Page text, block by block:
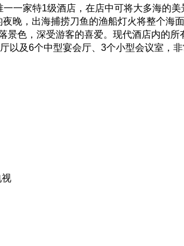
家特1级酒店，在店中可将大多海的
晚，出海捕捞刀鱼的渔船灯火将整个海
色，深受游客的喜爱。现代酒店内的
以及6个中型宴会厅、3个小型会议室，
视